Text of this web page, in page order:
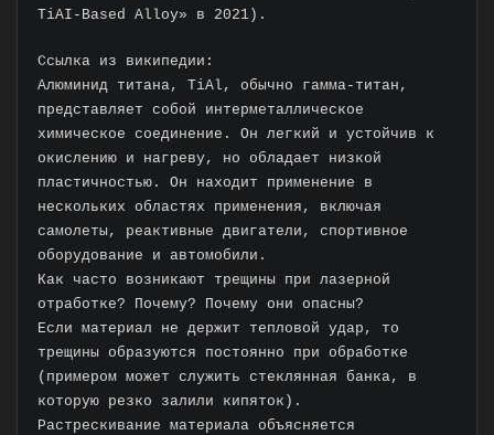
TiAI-Based Alloy» в 2021).
Ссылка из википедии:
Алюминид титана, TiAl, обычно гамма-титан,
представляет собой интерметаллическое
химическое соединение. Он легкий и устойчив к
окислению и нагреву, но обладает низкой
пластичностью. Он находит применение в
нескольких областях применения, включая
самолеты, реактивные двигатели, спортивное
оборудование и автомобили.
Как часто возникают трещины при лазерной
отработке? Почему? Почему они опасны?
Если материал не держит тепловой удар, то
трещины образуются постоянно при обработке
(примером может служить стеклянная банка, в
которую резко залили кипяток).
Растрескивание материала объясняется